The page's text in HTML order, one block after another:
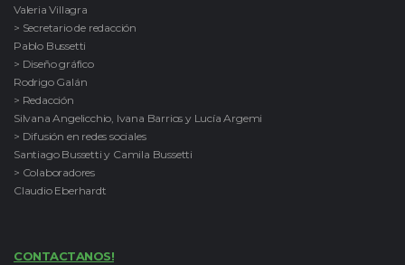
Valeria Villagra
> Secretario de redacción
Pablo Bussetti
> Diseño gráfico
Rodrigo Galán
> Redacción
Silvana Angelicchio, Ivana Barrios y Lucía Argemi
> Difusión en redes sociales
Santiago Bussetti y Camila Bussetti
> Colaboradores
Claudio Eberhardt
CONTACTANOS!